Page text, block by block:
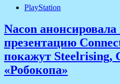
PlayStation
Nacon
презентацию
покажут Steelrising,
«Робокопа»